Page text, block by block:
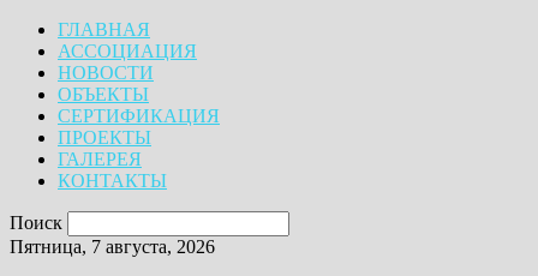
ГЛАВНАЯ
АССОЦИАЦИЯ
НОВОСТИ
ОБЪЕКТЫ
СЕРТИФИКАЦИЯ
ПРОЕКТЫ
ГАЛЕРЕЯ
КОНТАКТЫ
Поиск
Пятница, 7 августа, 2026